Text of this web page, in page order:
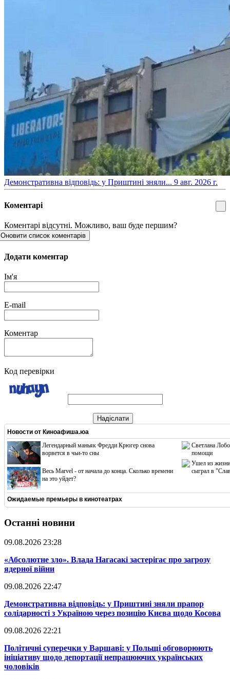
​Демонстративна відповідь: у Приштині зняли... 9 авг. 2026 г.
Коментарі
Коментарі відсутні. Можливо, ваш буде першим?
Оновити список коментарів
Додати коментар
Ім'я
E-mail
Коментар
Код перевірки
Надіслати
Новости от Киноафиша.юа
Легендарный маньяк Фредди Крюгер снова
ворвется в чьи-то сны
Весь Marvel - от начала до конца. Сколько времени
на это уйдет?
Светлана
помощи
Ушел из жизни
сыграл в
Ожидаемые премьеры в кинотеатрах
Останні новини
09.08.2026 23:28
​«Абсолютне зло». Влада Нагасакі застерігає про загрозу
ядерної війни
09.08.2026 22:47
​Демонстративна відповідь: у Приштині зняли прапор
солідарності з Україною через позицію Києва щодо Косова
09.08.2026 22:21
​Політичні суперечки у Варшаві: у Польщі обговорюють
ініціативу щодо депортації непрацюючих українських
чоловіків